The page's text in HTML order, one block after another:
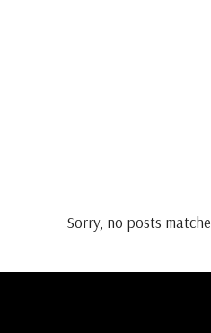
Sorry, no posts